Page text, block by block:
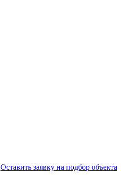
Оставить заявку на подбор объекта